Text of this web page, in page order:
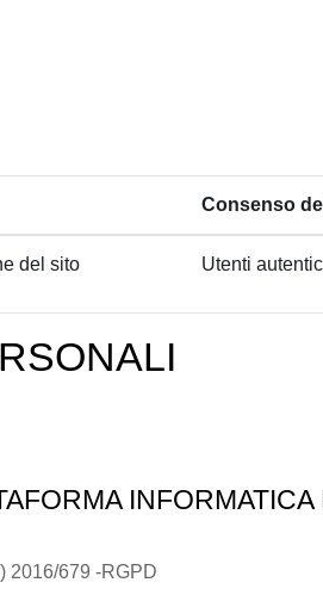
Consenso
del sito Utenti
INFORMATICA
2016/679 -RGPD